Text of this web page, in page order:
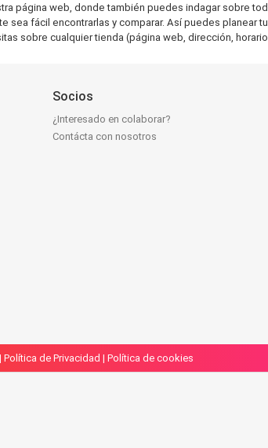
página web, donde también puedes indagar sobre
fácil encontrarlas y comparar. Así puedes planear
sobre cualquier tienda (página web, dirección,
Socios
¿Interesado en colaborar?
Contácta con nosotros
| Política de Privacidad | Política de cookies